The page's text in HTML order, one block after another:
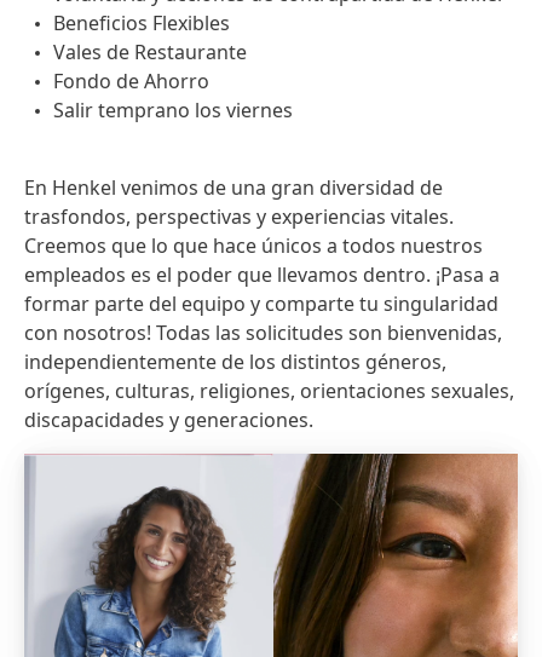
Beneficios Flexibles
Vales de Restaurante
Fondo de Ahorro
Salir temprano los viernes
En Henkel venimos de una gran diversidad de
trasfondos, perspectivas y experiencias vitales.
Creemos que lo que hace únicos a todos nuestros
empleados es el poder que llevamos dentro. ¡Pasa a
formar parte del equipo y comparte tu singularidad
con nosotros! Todas las solicitudes son bienvenidas,
independientemente de los distintos géneros,
orígenes, culturas, religiones, orientaciones sexuales,
discapacidades y generaciones.